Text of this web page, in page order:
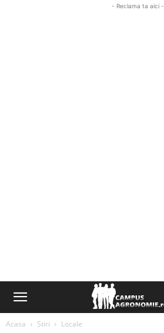
- Reclama ta aici -
Acasa Stiri Locale